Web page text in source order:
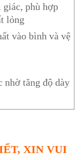
giác, phù hợp
lỏng
vào bình và vệ
nhờ tăng độ dày
XIN VUI